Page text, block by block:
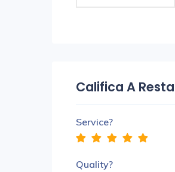
Califica A
Service?
Quality?